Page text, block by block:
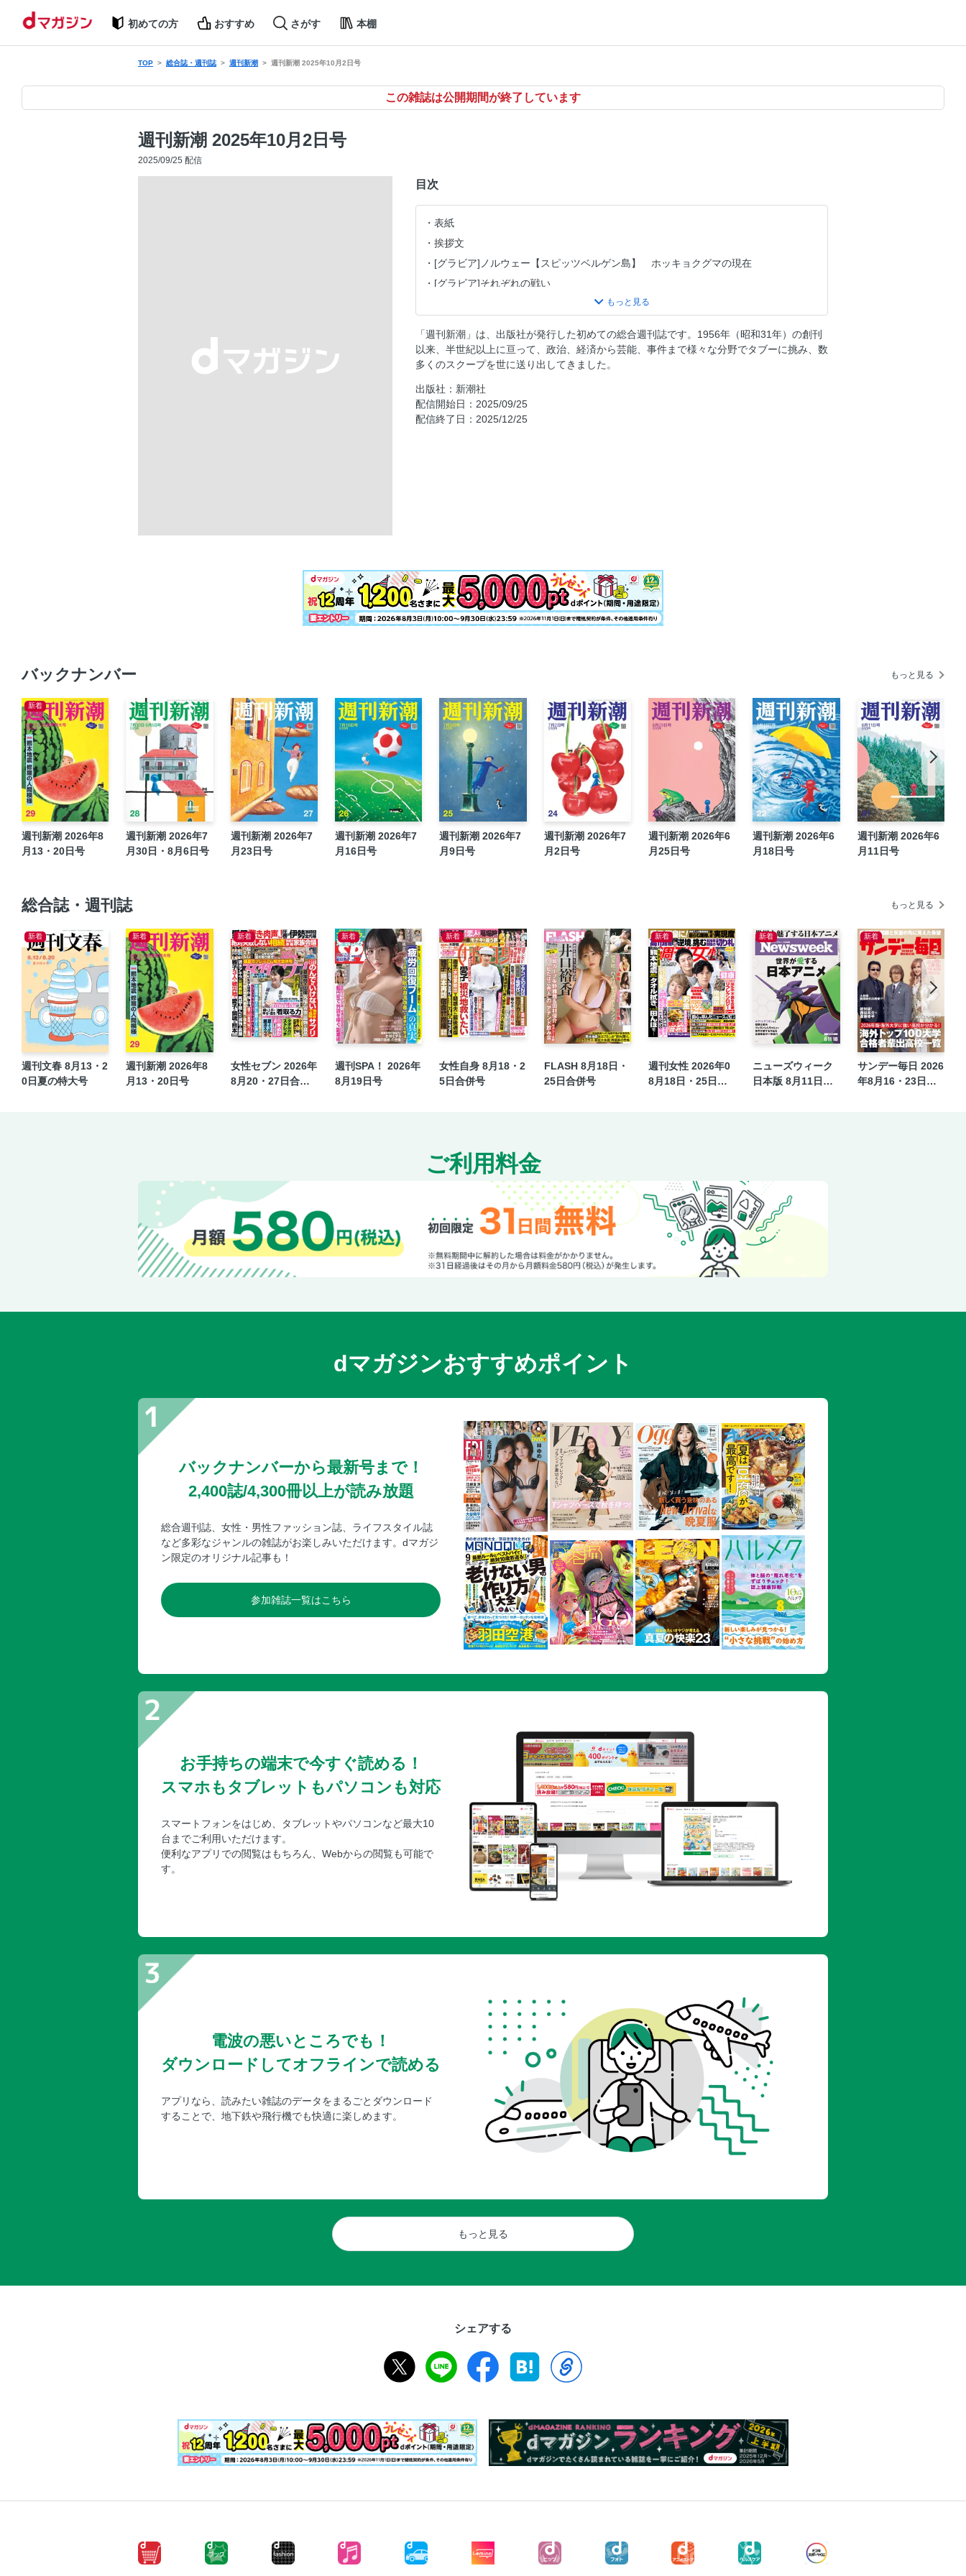
初めての方 おすすめ さがす 本棚
TOP 総合誌・週刊誌 週刊新潮 週刊新潮 2025年10月2日号
この雑誌は公開期間が終了しています
週刊新潮 2025年10月2日号
2025/09/25 配信
目次
表紙
挨拶文
[グラビア]ノルウェー【スピッツベルゲン島】 ホッキョクグマの現在
[グラビア]それぞれの戦い
疑惑の経済同友会代表幹事 新浪剛史（66）が私物化した NY「10億円コンドミニ
アム」
[ワイド]“ご一緒お出まし”に周囲は困惑…… 「紀子妃」「佳子さま」に変化？
[ワイド]既に始まっている小泉孝太郎“争奪戦”で民放テレビ局に明暗
アスリート列伝 覚醒の時／小林信也
私の週間食卓日記
誰の味方でもありません／古市憲寿
TVふうーん録／吉田潮
気になる一手／渡辺 明・吉原由香里
それでも日々はつづくから／燃え殻
掲示板
スジ論／坂上忍
コンフィデンシャル
和田式「ピンピンコロリ」の練習帳／和田秀樹
全知全脳／池谷裕二
黒い報告書
墓碑銘
作家・阿刀田高さんが初めて語る「90歳、男のひとり暮らし」
赤字754億円、海外従業員3400人削減 ガリバー「電通」の失敗と変貌
TEMPO
スクリーン
インシデント
クイズ
昭和歌謡
[グラビア]【ギリシャ】知られざる世界遺産――デロス島
知られざる国旗の世界
俺は健康にふりまわされている／宮川サトシ
優越感具現化カタログ
「週刊新潮」は、出版社が発行した初めての総合週刊誌です。1956年（昭和31年）の創刊
以来、半世紀以上に亘って、政治、経済から芸能、事件まで様々な分野でタブーに挑み、数
多くのスクープを世に送り出してきました。
出版社：新潮社
配信開始日：2025/09/25
配信終了日：2025/12/25
バックナンバー もっと見る
新着
週刊新潮 2026年8
月13・20日号
週刊新潮 2026年7
月30日・8月6日号
週刊新潮 2026年7
月23日号
週刊新潮 2026年7
月16日号
週刊新潮 2026年7
月9日号
週刊新潮 2026年7
月2日号
週刊新潮 2026年6
月25日号
週刊新潮 2026年6
月18日号
週刊新潮 2026年6
月11日号
総合誌・週刊誌 もっと見る
新着
週刊文春 8月13・2
0日夏の特大号
新着
週刊新潮 2026年8
月13・20日号
新着
女性セブン 2026年
8月20・27日合併
新着
週刊SPA！ 2026年
8月19日号
新着
女性自身 8月18・2
5日合併号
FLASH 8月18日・
25日合併号
新着
週刊女性 2026年0
8月18日・25日合
新着
ニューズウィーク
日本版 8月11日・1
新着
サンデー毎日 2026
年8月16・23日合
ご利用料金
dマガジンおすすめポイント
バックナンバーから最新号まで！
2,400誌/4,300冊以上が読み放題
総合週刊誌、女性・男性ファッション誌、ライフスタイル誌
など多彩なジャンルの雑誌がお楽しみいただけます。dマガジ
ン限定のオリジナル記事も！
参加雑誌一覧はこちら
お手持ちの端末で今すぐ読める！
スマホもタブレットもパソコンも対応
スマートフォンをはじめ、タブレットやパソコンなど最大10
台までご利用いただけます。
便利なアプリでの閲覧はもちろん、Webからの閲覧も可能で
す。
電波の悪いところでも！
ダウンロードしてオフラインで読める
アプリなら、読みたい雑誌のデータをまるごとダウンロード
することで、地下鉄や飛行機でも快適に楽しめます。
もっと見る
シェアする